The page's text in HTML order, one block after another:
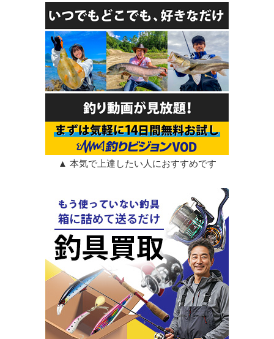
▲ 本気で上達したい人におすすめです